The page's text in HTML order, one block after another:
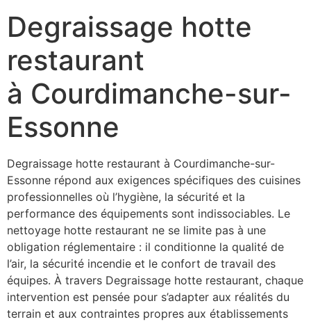
Degraissage hotte
restaurant
à Courdimanche-sur-
Essonne
Degraissage hotte restaurant à Courdimanche-sur-
Essonne répond aux exigences spécifiques des cuisines
professionnelles où l’hygiène, la sécurité et la
performance des équipements sont indissociables. Le
nettoyage hotte restaurant ne se limite pas à une
obligation réglementaire : il conditionne la qualité de
l’air, la sécurité incendie et le confort de travail des
équipes. À travers Degraissage hotte restaurant, chaque
intervention est pensée pour s’adapter aux réalités du
terrain et aux contraintes propres aux établissements